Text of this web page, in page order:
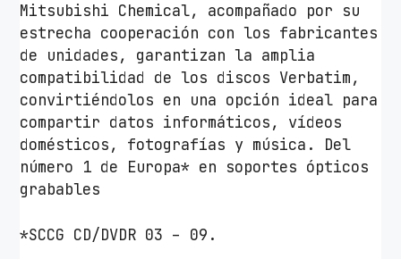
Mitsubishi Chemical, acompañado por su
estrecha cooperación con los fabricantes
de unidades, garantizan la amplia
compatibilidad de los discos Verbatim,
convirtiéndolos en una opción ideal para
compartir datos informáticos, vídeos
domésticos, fotografías y música. Del
número 1 de Europa* en soportes ópticos
grabables
*SCCG CD/DVDR 03 – 09.